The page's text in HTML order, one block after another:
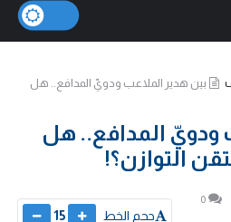
بين هدير الملاعب ودويّ المدافع.. هل
ودويّ المدافع.. هل
التوازن؟!
0
حجم الخط 15